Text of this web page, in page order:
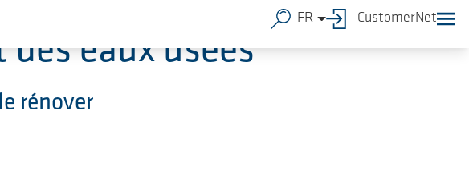
FR CustomerNet
eaux usées
rénover